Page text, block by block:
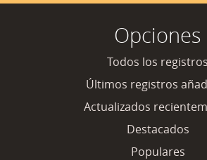
Opciones
Todos los registros
Últimos registros
Actualizados
Destacados
Populares